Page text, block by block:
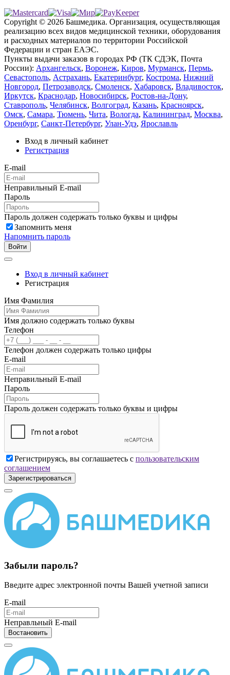
Copyright © 2026 Башмедика. Организация, осуществляющая
реализацию всех видов медицинской техники, оборудования
и расходных материалов по территории Российской
Федерации и стран ЕАЭС.
Пункты выдачи заказов в городах РФ (ТК СДЭК, Почта
России): Архангельск, Воронеж, Киров, Мурманск, Пермь,
Севастополь, Астрахань, Екатеринбург, Кострома, Нижний
Новгород, Петрозаводск, Смоленск, Хабаровск, Владивосток,
Иркутск, Краснодар, Новосибирск, Ростов-на-Дону,
Ставрополь, Челябинск, Волгоград, Казань, Красноярск,
Омск, Самара, Тюмень, Чита, Вологда, Калининград, Москва,
Оренбург, Санкт-Петербург, Улан-Удэ, Ярославль
Вход в личный кабинет
Регистрация
E-mail
Неправильный E-mail
Пароль
Пароль должен содержать только буквы и цифры
Запомнить меня
Напомнить пароль
Войти
Вход в личный кабинет
Регистрация
Имя Фамилия
Имя должно содержать только буквы
Телефон
Телефон должен содержать только цифры
E-mail
Неправильный E-mail
Пароль
Пароль должен содержать только буквы и цифры
Регистрируясь, вы соглашаетесь с пользовательским
соглашением
Зарегистрироваться
Забыли пароль?
Введите адрес электронной почты Вашей учетной записи
E-mail
Неправльный E-mail
Востановить